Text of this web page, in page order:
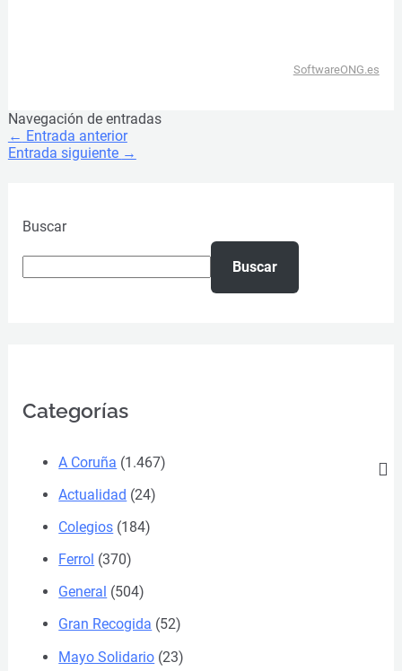
SoftwareONG.es
Navegación de entradas
← Entrada anterior
Entrada siguiente →
Buscar
Buscar
Categorías
A Coruña (1.467)
Actualidad (24)
Colegios (184)
Ferrol (370)
General (504)
Gran Recogida (52)
Mayo Solidario (23)